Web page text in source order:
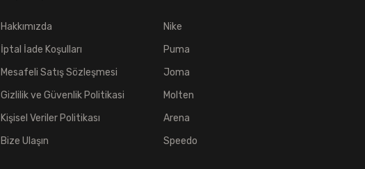
Hakkımızda
İptal İade Koşulları
Mesafeli Satış Sözleşmesi
Gizlilik ve Güvenlik Politikasi
Kişisel Veriler Politikası
Bize Ulaşın
Nike
Puma
Joma
Molten
Arena
Speedo